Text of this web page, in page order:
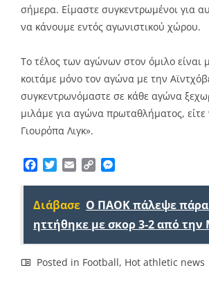
σήμερα. Είμαστε συγκεντρωμένοι για
να κάνουμε εντός αγωνιστικού χώρου.
Το τέλος των αγώνων στον όμιλο είναι
κοιτάμε μόνο τον αγώνα με την
συγκεντρωνόμαστε σε κάθε αγώνα
μιλάμε για αγώνα πρωταθλήματος, είτε
Γιουρόπα Λιγκ».
Facebook
TwitterEmailCopy
Διάβασε Ο ΠΑΟΚ πάλεψε
ηττήθηκε με σκορ 3-2 από
Posted in Football, Hot athletic news